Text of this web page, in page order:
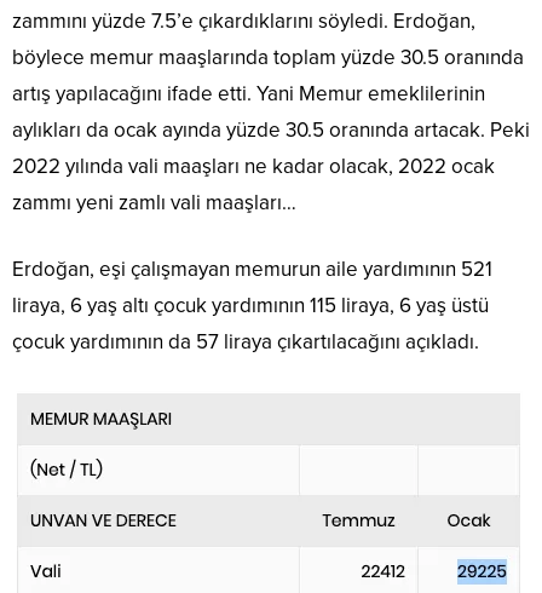
zammını yüzde 7.5’e çıkardıklarını söyledi. Erdoğan,
böylece memur maaşlarında toplam yüzde 30.5 oranında
artış yapılacağını ifade etti. Yani Memur emeklilerinin
aylıkları da ocak ayında yüzde 30.5 oranında artacak. Peki
2022 yılında vali maaşları ne kadar olacak, 2022 ocak
zammı yeni zamlı vali maaşları…
Erdoğan, eşi çalışmayan memurun aile yardımının 521
liraya, 6 yaş altı çocuk yardımının 115 liraya, 6 yaş üstü
çocuk yardımının da 57 liraya çıkartılacağını açıkladı.